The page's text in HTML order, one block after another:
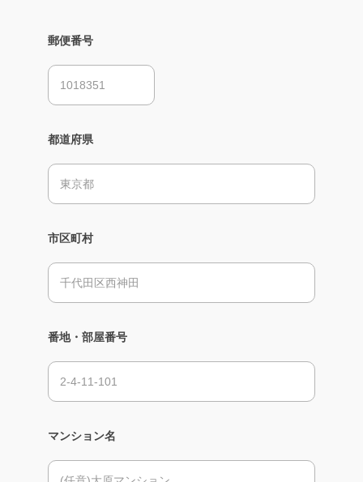
郵便番号
都道府県
市区町村
番地・部屋番号
マンション名